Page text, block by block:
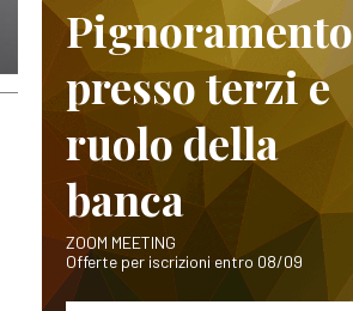
Pignoramento
presso terzi e
ruolo della
banca
ZOOM MEETING
Offerte per iscrizioni entro 08/09